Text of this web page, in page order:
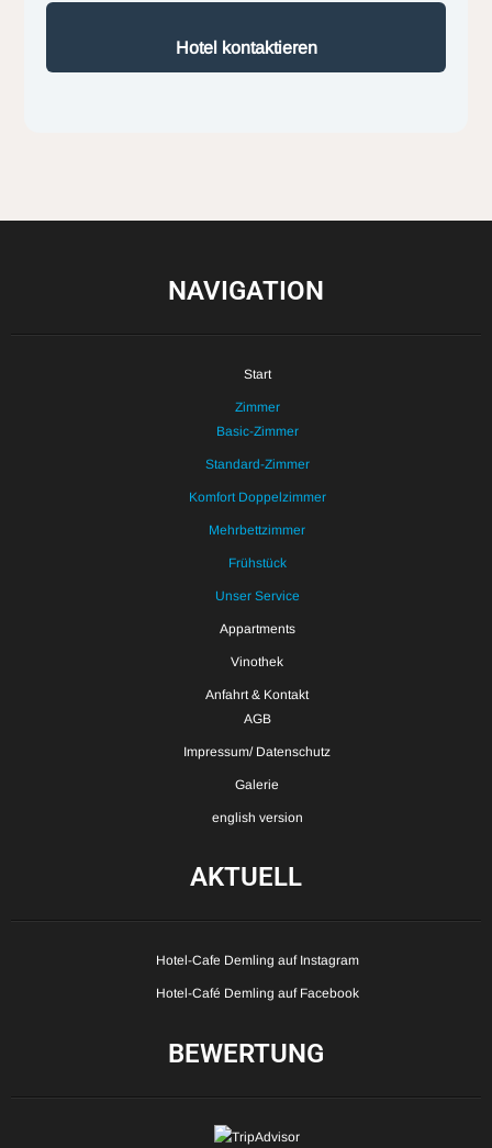
Hotel kontaktieren
NAVIGATION
Start
Zimmer
Basic-Zimmer
Standard-Zimmer
Komfort Doppelzimmer
Mehrbettzimmer
Frühstück
Unser Service
Appartments
Vinothek
Anfahrt & Kontakt
AGB
Impressum/ Datenschutz
Galerie
english version
AKTUELL
Hotel-Cafe Demling auf Instagram
Hotel-Café Demling auf Facebook
BEWERTUNG